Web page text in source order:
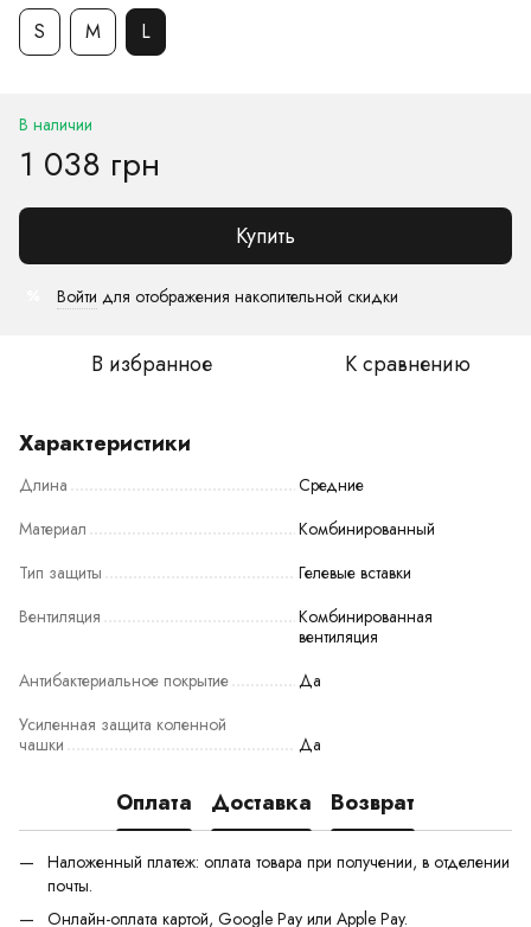
S M L
В наличии
1 038 грн
Купить
Войти для отображения накопительной скидки
В избранное К сравнению
Характеристики
Длина
Средние
Материал
Комбинированный
Тип защиты
Гелевые вставки
Вентиляция
Комбинированная
вентиляция
Антибактериальное покрытие
Да
Усиленная защита коленной
чашки
Да
Оплата Доставка Возврат
Наложенный платеж: оплата товара при получении, в отделении
почты.
Онлайн-оплата картой, Google Pay или Apple Pay.